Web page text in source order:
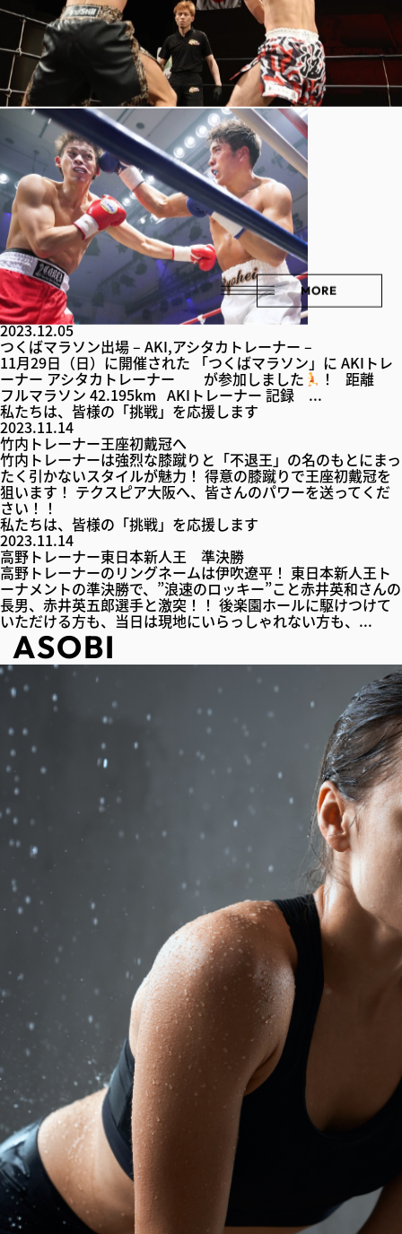
MORE
私たちは、皆様の「挑戦」を応援します
2023.12.05
つくばマラソン出場 – AKI,アシタカトレーナー –
11月29日（日）に開催された 「つくばマラソン」に AKIトレ
ーナー アシタカトレーナー が参加しました ！ 距離
フルマラソン 42.195km AKIトレーナー 記録 ...
私たちは、皆様の「挑戦」を応援します
2023.11.14
竹内トレーナー王座初戴冠へ
竹内トレーナーは強烈な膝蹴りと「不退王」の名のもとにまっ
たく引かないスタイルが魅力！ 得意の膝蹴りで王座初戴冠を
狙います！ テクスピア大阪へ、皆さんのパワーを送ってくだ
さい！！
私たちは、皆様の「挑戦」を応援します
2023.11.14
高野トレーナー東日本新人王 準決勝
高野トレーナーのリングネームは伊吹遼平！ 東日本新人王ト
ーナメントの準決勝で、”浪速のロッキー”こと赤井英和さんの
長男、赤井英五郎選手と激突！！ 後楽園ホールに駆けつけて
いただける方も、当日は現地にいらっしゃれない方も、...
ASOBI